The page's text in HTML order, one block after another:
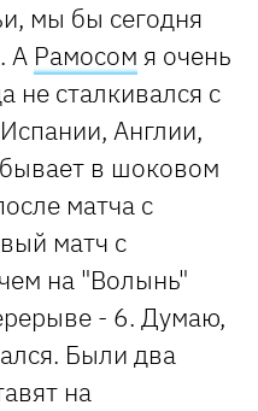
мы бы сегодня
А Рамосом я очень
не сталкивался с
Англии,
в шоковом
матча с
матч с
на "Волынь"
- 6. Думаю,
Были два
на